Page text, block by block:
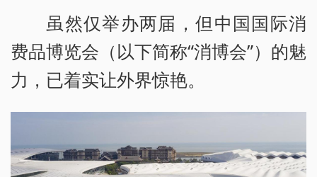
虽然仅举办两届，但中国国际消
费品博览会（以下简称“消博会”）的魅
力，已着实让外界惊艳。